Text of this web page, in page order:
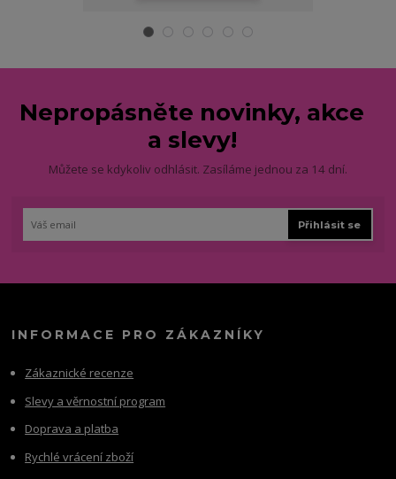
Nepropásněte novinky, akce
a slevy!
Můžete se kdykoliv odhlásit. Zasíláme jednou za 14 dní.
Přihlásit se
INFORMACE PRO ZÁKAZNÍKY
Zákaznické recenze
Slevy a věrnostní program
Doprava a platba
Rychlé vrácení zboží